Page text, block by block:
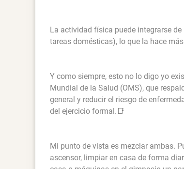
La actividad física puede integrarse
tareas domésticas), lo que la hace
Y como siempre, esto no lo digo yo
Mundial de la Salud (OMS), que
general y reducir el riesgo de
del ejercicio formal.📑
Mi punto de vista es mezclar ambas.
ascensor, limpiar en casa de forma